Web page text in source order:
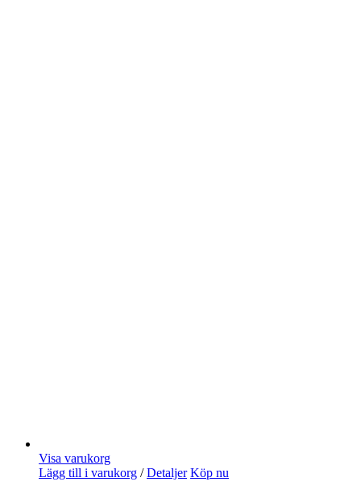
Visa varukorg
Lägg till i varukorg / Detaljer Köp nu